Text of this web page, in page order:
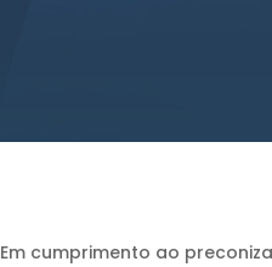
Em cumprimento ao